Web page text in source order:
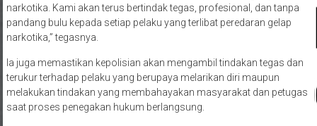
pandang bulu kepada setiap pelaku yang terlibat peredaran gelap
narkotika,” tegasnya.
terukur terhadap pelaku yang berupaya melarikan diri maupun
melakukan tindakan yang membahayakan masyarakat dan petugas
saat proses penegakan hukum berlangsung.